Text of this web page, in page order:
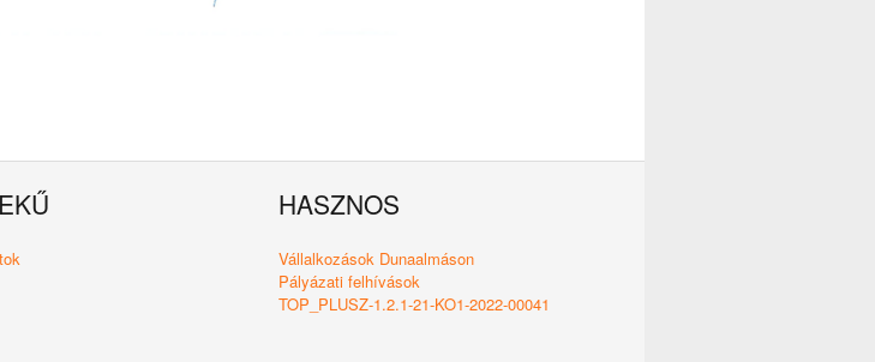
HASZNOS
Vállalkozások Dunaalmáson
Pályázati felhívások
TOP_PLUSZ-1.2.1-21-KO1-2022-00041